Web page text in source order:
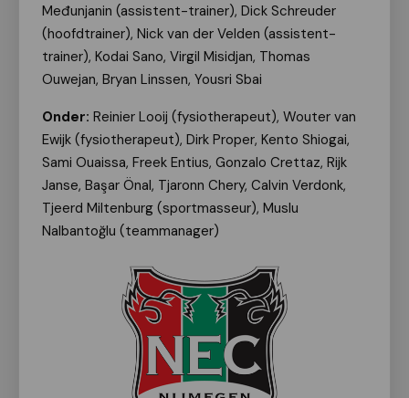
Međunjanin (assistent-trainer), Dick Schreuder
(hoofdtrainer), Nick van der Velden (assistent-
trainer), Kodai Sano, Virgil Misidjan, Thomas
Ouwejan, Bryan Linssen, Yousri Sbai
Onder: Reinier Looij (fysiotherapeut), Wouter van
Ewijk (fysiotherapeut), Dirk Proper, Kento Shiogai,
Sami Ouaissa, Freek Entius, Gonzalo Crettaz, Rijk
Janse, Başar Önal, Tjaronn Chery, Calvin Verdonk,
Tjeerd Miltenburg (sportmasseur), Muslu
Nalbantoğlu (teammanager)